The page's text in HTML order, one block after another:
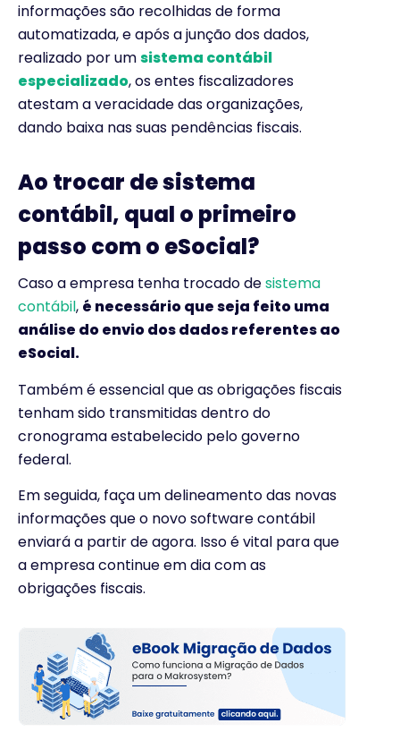
informações são recolhidas de forma
automatizada, e após a junção dos dados,
realizado por umsistema contábil
especializado, os entes fiscalizadores
atestam a veracidade das organizações,
dando baixa nas suas pendências fiscais.
Ao trocar de sistema
contábil, qual o primeiro
passo com o eSocial?
Caso a empresa tenha trocado desistema
contábil, é necessário que seja feito uma
análise do envio dos dados referentes ao
eSocial.
Também é essencial que as obrigações fiscais
tenham sido transmitidas dentro do
cronograma estabelecido pelo governo
federal.
Em seguida, faça um delineamento das novas
informações que o novo software contábil
enviará a partir de agora. Isso é vital para que
a empresa continue em dia com as
obrigações fiscais.